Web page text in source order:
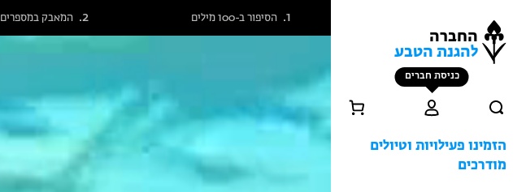
החברה
להגנת הטבע
כניסת חברים
הזמינו פעילויות וטיולים
מודרכים
הסיפור ב-100 מילים המאבק במספרים
תנו לדגים